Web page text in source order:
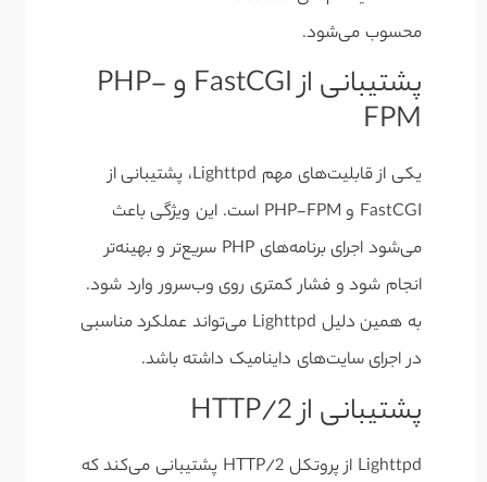
محسوب می‌شود.
پشتیبانی از FastCGI و PHP-
FPM
یکی از قابلیت‌های مهم Lighttpd، پشتیبانی از
FastCGI و PHP-FPM است. این ویژگی باعث
می‌شود اجرای برنامه‌های PHP سریع‌تر و بهینه‌تر
انجام شود و فشار کمتری روی وب‌سرور وارد شود.
به همین دلیل Lighttpd می‌تواند عملکرد مناسبی
در اجرای سایت‌های داینامیک داشته باشد.
پشتیبانی از HTTP/2
Lighttpd از پروتکل HTTP/2 پشتیبانی می‌کند که